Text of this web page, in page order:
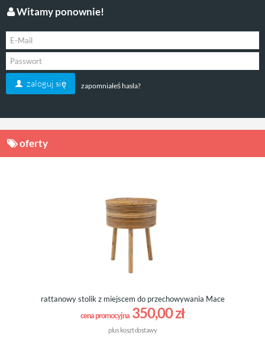
Witamy ponownie!
zaloguj się zapomniałeś hasła?
oferty
rattanowy stolik z miejscem do przechowywania Mace
cena promocyjna 350,00 zł
plus koszt dostawy